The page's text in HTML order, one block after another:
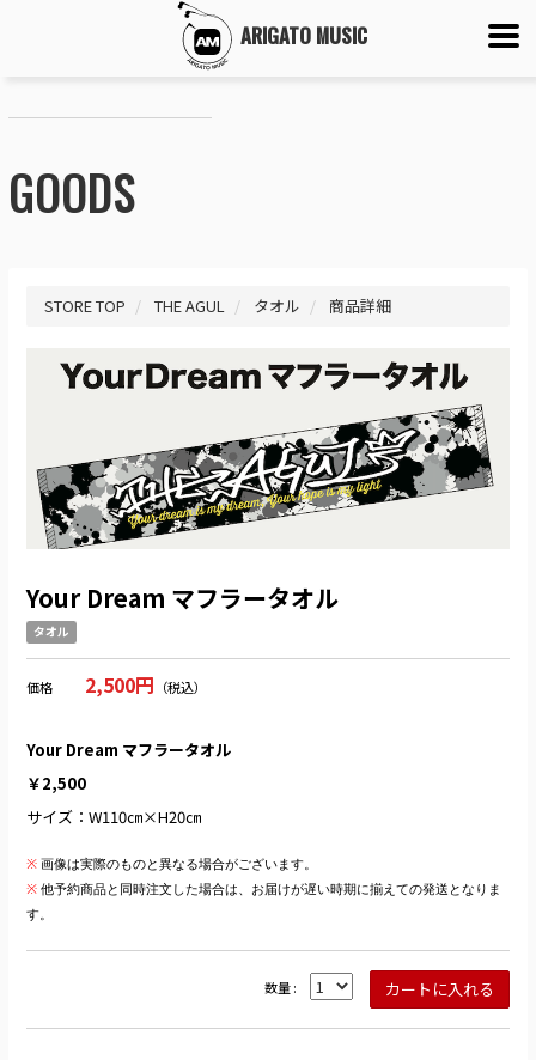
ARIGATO MUSIC
GOODS
STORE TOP THE AGUL タオル 商品詳細
Your Dream マフラータオル
タオル
価格 2,500円 （税込）
Your Dream マフラータオル
￥2,500
サイズ：W110㎝×H20㎝
※ 画像は実際のものと異なる場合がございます。
※ 他予約商品と同時注文した場合は、お届けが遅い時期に揃えての発送となりま
す。
数量 :